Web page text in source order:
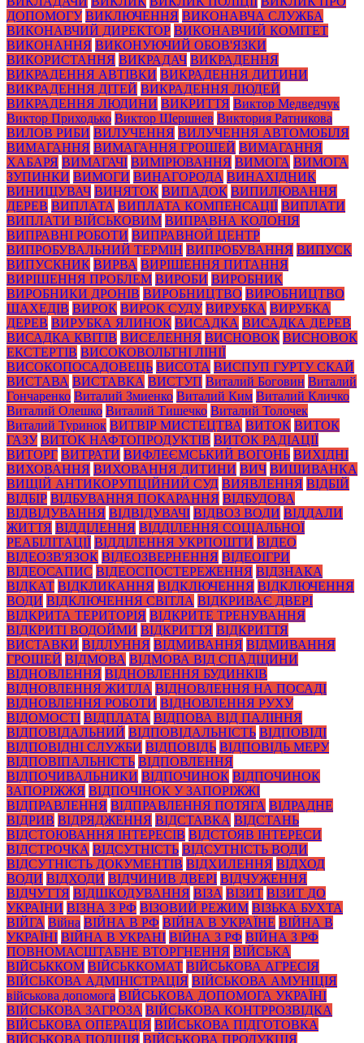
ДОПОМОГУ ВИКЛЮЧЕННЯ ВИКОНАВЧА СЛУЖБА
ВИКОНАВЧИЙ ДИРЕКТОР ВИКОНАВЧИЙ КОМІТЕТ
ВИКОНАННЯ ВИКОНУЮЧИЙ ОБОВ'ЯЗКИ
ВИКОРИСТАННЯ ВИКРАДАЧ ВИКРАДЕННЯ
ВИКРАДЕННЯ АВТІВКИ ВИКРАДЕННЯ ДИТИНИ
ВИКРАДЕННЯ ДІТЕЙ ВИКРАДЕННЯ ЛЮДЕЙ
ВИКРАДЕННЯ ЛЮДИНИ ВИКРИТТЯ Виктор Медведчук
Виктор Приходько Виктор Шершнев Виктория Ратникова
ВИЛОВ РИБИ ВИЛУЧЕННЯ ВИЛУЧЕННЯ АВТОМОБІЛЯ
ВИМАГАННЯ ВИМАГАННЯ ГРОШЕЙ ВИМАГАННЯ
ХАБАРЯ ВИМАГАЧІ ВИМІРЮВАННЯ ВИМОГА ВИМОГА
ЗУПИНКИ ВИМОГИ ВИНАГОРОДА ВИНАХІДНИК
ВИНИЩУВАЧ ВИНЯТОК ВИПАДОК ВИПИЛЮВАННЯ
ДЕРЕВ ВИПЛАТА ВИПЛАТА КОМПЕНСАЦІЇ ВИПЛАТИ
ВИПЛАТИ ВІЙСЬКОВИМ ВИПРАВНА КОЛОНІЯ
ВИПРАВНІ РОБОТИ ВИПРАВНОЙ ЦЕНТР
ВИПРОБУВАЛЬНИЙ ТЕРМІН ВИПРОБУВАННЯ ВИПУСК
ВИПУСКНИК ВИРВА ВИРІШЕННЯ ПИТАННЯ
ВИРІШЕННЯ ПРОБЛЕМ ВИРОБИ ВИРОБНИК
ВИРОБНИКИ ДРОНІВ ВИРОБНИЦТВО ВИРОБНИЦТВО
ШАХЕДІВ ВИРОК ВИРОК СУДУ ВИРУБКА ВИРУБКА
ДЕРЕВ ВИРУБКА ЯЛИНОК ВИСАДКА ВИСАДКА ДЕРЕВ
ВИСАДКА КВІТІВ ВИСЕЛЕННЯ ВИСНОВОК ВИСНОВОК
ЕКСТЕРТІВ ВИСОКОВОЛЬТНІ ЛІНІЇ
ВИСОКОПОСАДОВЕЦЬ ВИСОТА ВИСПУП ГУРТУ СКАЙ
ВИСТАВА ВИСТАВКА ВИСТУП Виталий Боговин Виталий
Гончаренко Виталий Змиенко Виталий Ким Виталий Кличко
Виталий Олешко Виталий Тишечко Виталий Толочек
Виталий Туринок ВИТВІР МИСТЕЦТВА ВИТОК ВИТОК
ГАЗУ ВИТОК НАФТОПРОДУКТІВ ВИТОК РАДІАЦІЇ
ВИТОРГ ВИТРАТИ ВИФЛЕЄМСЬКИЙ ВОГОНЬ ВИХІДНІ
ВИХОВАННЯ ВИХОВАННЯ ДИТИНИ ВИЧ ВИШИВАНКА
ВИЩІЙ АНТИКОРУПЦІЙНИЙ СУД ВИЯВЛЕННЯ ВІДБІЙ
ВІДБІР ВІДБУВАННЯ ПОКАРАННЯ ВІДБУДОВА
ВІДВІДУВАННЯ ВІДВІДУВАЧІ ВІДВОЗ ВОДИ ВІДДАЛИ
ЖИТТЯ ВІДДІЛЕННЯ ВІДДІЛЕННЯ СОЦІАЛЬНОЇ
РЕАБІЛІТАЦІЇ ВІДДІЛЕННЯ УКРПОШТИ ВІДЕО
ВІДЕОЗВ'ЯЗОК ВІДЕОЗВЕРНЕННЯ ВІДЕОІГРИ
ВІДЕОСАПИС ВІДЕОСПОСТЕРЕЖЕННЯ ВІДЗНАКА
ВІДКАТ ВІДКЛИКАННЯ ВІДКЛЮЧЕННЯ ВІДКЛЮЧЕННЯ
ВОДИ ВІДКЛЮЧЕННЯ СВІТЛА ВІДКРИВАЄ ДВЕРІ
ВІДКРИТА ТЕРИТОРІЯ ВІДКРИТЕ ТРЕНУВАННЯ
ВІДКРИТІ ВОДОЙМИ ВІДКРИТТЯ ВІДКРИТТЯ
ВИСТАВКИ ВІДЛУННЯ ВІДМИВАННЯ ВІДМИВАННЯ
ГРОШЕЙ ВІДМОВА ВІДМОВА ВІД СПАДЩИНИ
ВІДНОВЛЕННЯ ВІДНОВЛЕННЯ БУДИНКІВ
ВІДНОВЛЕННЯ ЖИТЛА ВІДНОВЛЕННЯ НА ПОСАДІ
ВІДНОВЛЕННЯ РОБОТИ ВІДНОВЛЕННЯ РУХУ
ВІДОМОСТІ ВІДПЛАТА ВІДПОВА ВІД ПАЛІННЯ
ВІДПОВІДАЛЬНИЙ ВІДПОВІДАЛЬНІСТЬ ВІДПОВІДІ
ВІДПОВІДНІ СЛУЖБИ ВІДПОВІДЬ ВІДПОВІДЬ МЕРУ
ВІДПОВІПАЛЬНІСТЬ ВІДПОВЛЕННЯ
ВІДПОЧИВАЛЬНИКИ ВІДПОЧИНОК ВІДПОЧИНОК
ЗАПОРІЖЖЯ ВІДПОЧІНОК У ЗАПОРІЖЖІ
ВІДПРАВЛЕННЯ ВІДПРАВЛЕННЯ ПОТЯГА ВІДРАДНЕ
ВІДРИВ ВІДРЯДЖЕННЯ ВІДСТАВКА ВІДСТАНЬ
ВІДСТОЮВАННЯ ІНТЕРЕСІВ ВІДСТОЯВ ІНТЕРЕСИ
ВІДСТРОЧКА ВІДСУТНІСТЬ ВІДСУТНІСТЬ ВОДИ
ВІДСУТНІСТЬ ДОКУМЕНТІВ ВІДХИЛЕННЯ ВІДХОД
ВОДИ ВІДХОДИ ВІДЧИНИВ ДВЕРІ ВІДЧУЖЕННЯ
ВІДЧУТТЯ ВІДШКОДУВАННЯ ВІЗА ВІЗИТ ВІЗИТ ДО
УКРАЇНИ ВІЗНА З РФ ВІЗОВИЙ РЕЖИМ ВІЗЬКА БУХТА
ВІЙГА Війна ВІЙНА В РФ ВІЙНА В УКРАЇНЕ ВІЙНА В
УКРАЇНІ ВІЙНА В УКРАНІ ВІЙНА З РФ ВІЙНА З РФ
ПОВНОМАСШТАБНЕ ВТОРГНЕННЯ ВІЙСЬКА
ВІЙСЬККОМ ВІЙСЬККОМАТ ВІЙСЬКОВА АГРЕСІЯ
ВІЙСЬКОВА АДМІНІСТРАЦІЯ ВІЙСЬКОВА АМУНІЦІЯ
військова допомога ВІЙСЬКОВА ДОПОМОГА УКРАЇНІ
ВІЙСЬКОВА ЗАГРОЗА ВІЙСЬКОВА КОНТРРОЗВІДКА
ВІЙСЬКОВА ОПЕРАЦІЯ ВІЙСЬКОВА ПІДГОТОВКА
ВІЙСЬКОВА ПОЛІЦІЯ ВІЙСЬКОВА ПРОДУКЦІЯ